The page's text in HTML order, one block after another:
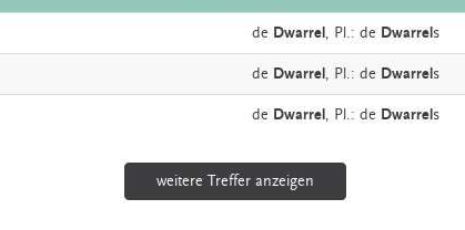
de Dwarrel , Pl.: de Dwarrel s
de Dwarrel , Pl.: de Dwarrel s
de Dwarrel , Pl.: de Dwarrel s
weitere Treffer anzeigen